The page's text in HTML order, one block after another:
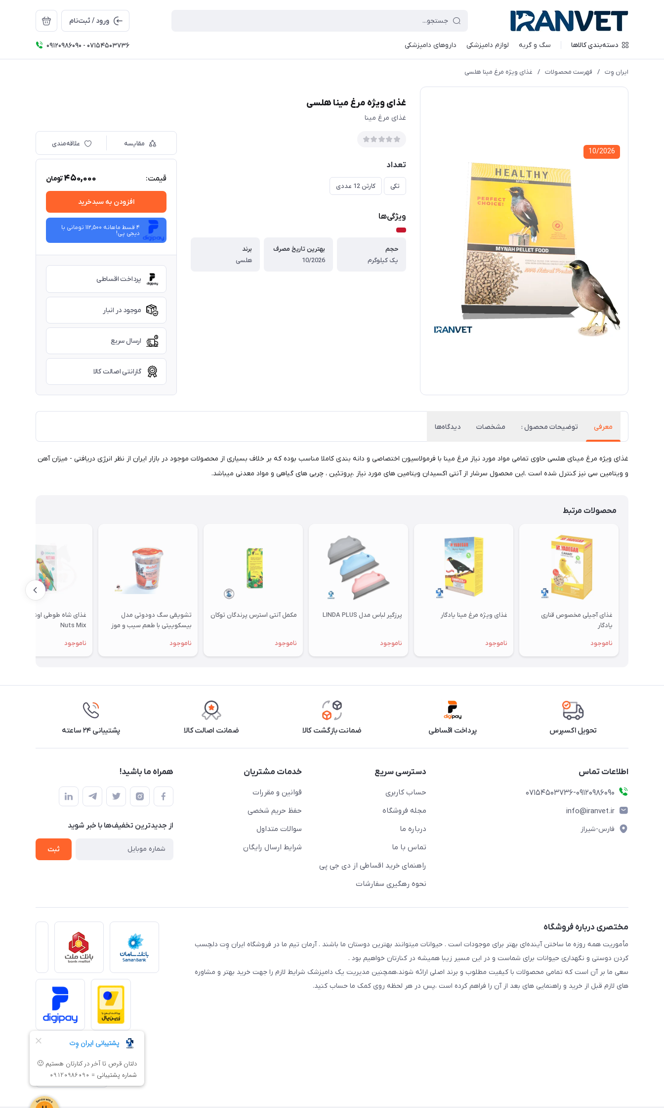
ورود / ثبت‌نام
دسته‌بندی کالاها سگ و گربه لوازم دامپزشکی داروهای دامپزشکی 09120986090 - 07154503736
ایران وِت / فهرست محصولات / غذای ویژه مرغ مینا هلسی
10/2026
غذای ویژه مرغ مینا هلسی
غذای مرغ مینا
تعداد
تکی کارتن 12 عددی
ویژگی‌ها
حجم
یک کیلوگرم
بهترین تاریخ مصرف
10/2026
برند
هلسی
مقایسه علاقه‌مندی
قیمت: 450,000تومان
افزودن به سبدخرید
4 قسط ماهانه 112,500 تومانی با
دیجی ‌پی!
پرداخت اقساطی
موجود در انبار
ارسال سریع
گارانتی اصالت کالا
معرفی توضیحات محصول : مشخصات دیدگاه‌ها
غذای ویژه مرغ مینای هلسی حاوی تمامی مواد مورد نیاز مرغ مینا با فرمولاسیون اختصاصی و دانه بندی کاملا مناسب بوده که بر خلاف بسیاری از محصولات موجود در بازار ایران از نظر انرژی دریافتی - میزان آهن
و ویتامین سی نیز کنترل شده است .این محصول سرشار از آنتی اکسیدان ویتامین های مورد نیاز ،پروتئین ، چربی های گیاهی و مواد معدنی میباشد.
محصولات مرتبط
غذای آجیلی مخصوص قناری
یادگار
ناموجود
غذای ویژه مرغ مینا یادگار
ناموجود
پرزگیر لباس مدل LINDA PLUS
ناموجود
مکمل آنتی استرس پرندگان توکان
ناموجود
تشویقی سگ دودوتی مدل
بیسکوییتی با طعم سیب و موز
ناموجود
غذای شاه طوطی اوشکایا مدل
Nuts Mix
ناموجود
تحویل اکسپرس پرداخت اقساطی ضمانت بازگشت کالا ضمانت اصالت کالا پشتیبانی ۲۴ ساعته
اطلاعات تماس
07154503736-09120986090
info@iranvet.ir
فارس-شیراز
دسترسی سریع
حساب کاربری
مجله فروشگاه
درباره ما
تماس با ما
راهنمای خرید اقساطی از دی جی پی
نحوه رهگیری سفارشات
خدمات مشتریان
قوانین و مقررات
حفظ حریم شخصی
سوالات متداول
شرایط ارسال رایگان
همراه ما باشید!
از جدید‌ترین تخفیف‌ها با‌ خبر شوید
ثبت
مختصری درباره فروشگاه
مأموریت همه روزه ما ساختن آینده‌ای بهتر برای موجودات است . حیوانات میتوانند بهترین دوستان ما باشند . آرمان تیم ما در فروشگاه ایران وِت دلچسب
کردن دوستی و نگهداری حیوانات برای شماست و در این مسیر زیبا همیشه در کنارتان خواهیم بود .
سعی ما بر آن است که تمامی محصولات با کیفیت مطلوب و برند اصلی ارائه شوند،همچنین مدیریت یک دامپزشک شرایط لازم را جهت خرید بهتر و مشاوره
های لازم قبل از خرید و راهنمایی های بعد از آن را فراهم کرده است ،پس در هر لحظه روی کمک ما حساب کنید.